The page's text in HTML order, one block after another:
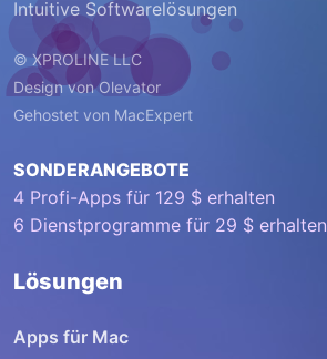
Intuitive Softwarelösungen
© XPROLINE LLC
Design vonOlevator
Gehostet von MacExpert
SONDERANGEBOTE
4 Profi-Apps für 129 $ erhalten
6 Dienstprogramme für 29 $ erhalten
Lösungen
Apps für Mac